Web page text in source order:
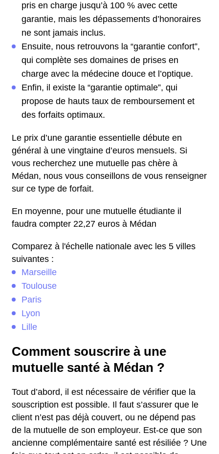
pris en charge jusqu’à 100 % avec cette
garantie, mais les dépassements d’honoraires
ne sont jamais inclus.
Ensuite, nous retrouvons la “garantie confort”,
qui complète ses domaines de prises en
charge avec la médecine douce et l’optique.
Enfin, il existe la “garantie optimale”, qui
propose de hauts taux de remboursement et
des forfaits optimaux.
Le prix d’une garantie essentielle débute en
général à une vingtaine d’euros mensuels. Si
vous recherchez une mutuelle pas chère à
Médan, nous vous conseillons de vous renseigner
sur ce type de forfait.
En moyenne, pour une mutuelle étudiante il
faudra compter 22,27 euros à Médan
Comparez à l'échelle nationale avec les 5 villes
suivantes :
Marseille
Toulouse
Paris
Lyon
Lille
Comment souscrire à une
mutuelle santé à Médan ?
Tout d’abord, il est nécessaire de vérifier que la
souscription est possible. Il faut s’assurer que le
client n’est pas déjà couvert, ou ne dépend pas
de la mutuelle de son employeur. Est-ce que son
ancienne complémentaire santé est résiliée ? Une